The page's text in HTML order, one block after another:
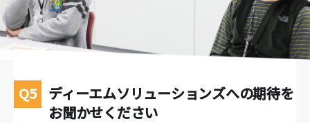
ディーエムソリューションズへの期待を
お聞かせください